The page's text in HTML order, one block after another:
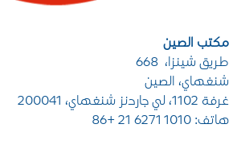
مكتب الصين
طريق شينزا، 668
شنغهاي، الصين
غرفة 1102، لي جاردنز شنغهاي، 200041
هاتف: 1010 6271 21 +86